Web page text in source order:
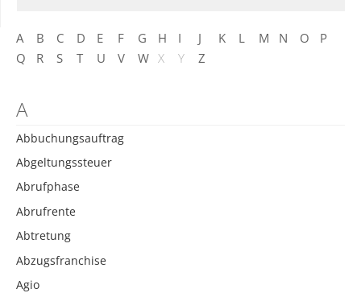
A B C D E F G H I J K L M N O
P
Q
R S T U V W X Y Z
A
Abbuchungsauftrag
Abgeltungssteuer
Abrufphase
Abrufrente
Abtretung
Abzugsfranchise
Agio